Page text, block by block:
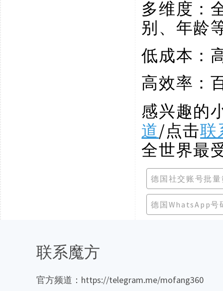
多维度：
别、年龄
低成本：
高效率：
感兴趣的
道/点击联
全世界最
德国社交账号批
德国WhatsApp号
联系魔方
官方频道：https://telegram.me/mofang360